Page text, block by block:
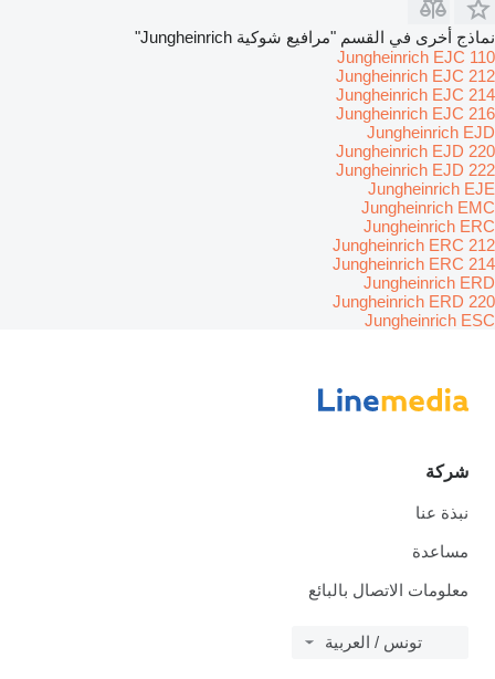
نماذج أخرى في القسم "مرافيع شوكية Jungheinrich"
Jungheinrich EJC 110
Jungheinrich EJC 212
Jungheinrich EJC 214
Jungheinrich EJC 216
Jungheinrich EJD
Jungheinrich EJD 220
Jungheinrich EJD 222
Jungheinrich EJE
Jungheinrich EMC
Jungheinrich ERC
Jungheinrich ERC 212
Jungheinrich ERC 214
Jungheinrich ERD
Jungheinrich ERD 220
Jungheinrich ESC
شركة
نبذة عنا
مساعدة
معلومات الاتصال بالبائع
تونس / العربية